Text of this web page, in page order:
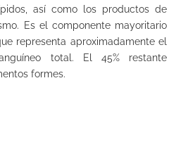
así como los productos de
Es el componente mayoritario
representa aproximadamente el
total. El 45% restante
formes.